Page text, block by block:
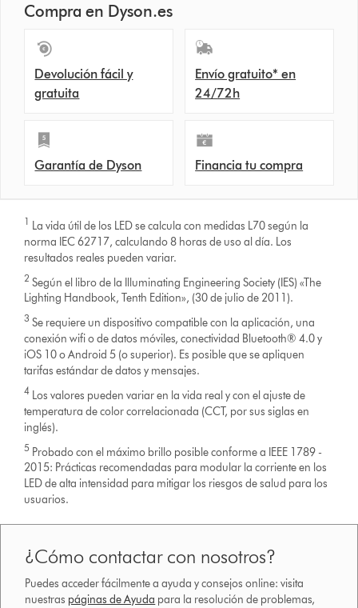
Compra en Dyson.es
Devolución fácil y
gratuita
Envío gratuito* en
24/72h
Garantía de Dyson Financia tu compra
1 La vida útil de los LED se calcula con medidas L70 según la
norma IEC 62717, calculando 8 horas de uso al día. Los
resultados reales pueden variar.
2 Según el libro de la Illuminating Engineering Society (IES) «The
Lighting Handbook, Tenth Edition», (30 de julio de 2011).
3 Se requiere un dispositivo compatible con la aplicación, una
conexión wifi o de datos móviles, conectividad Bluetooth® 4.0 y
iOS 10 o Android 5 (o superior). Es posible que se apliquen
tarifas estándar de datos y mensajes.
4 Los valores pueden variar en la vida real y con el ajuste de
temperatura de color correlacionada (CCT, por sus siglas en
inglés).
5 Probado con el máximo brillo posible conforme a IEEE 1789 -
2015: Prácticas recomendadas para modular la corriente en los
LED de alta intensidad para mitigar los riesgos de salud para los
usuarios.
¿Cómo contactar con nosotros?
Puedes acceder fácilmente a ayuda y consejos online: visita
nuestras páginas de Ayuda para la resolución de problemas,